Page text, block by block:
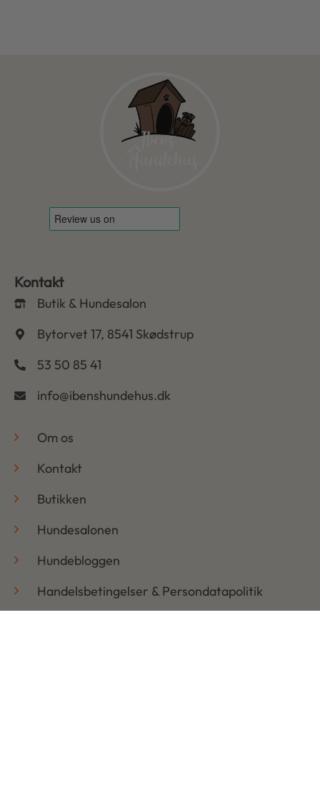
Kontakt
Butik & Hundesalon
Bytorvet 17, 8541 Skødstrup
53 50 85 41
info@ibenshundehus.dk
Om os
Kontakt
Butikken
Hundesalonen
Hundebloggen
Handelsbetingelser & Persondatapolitik